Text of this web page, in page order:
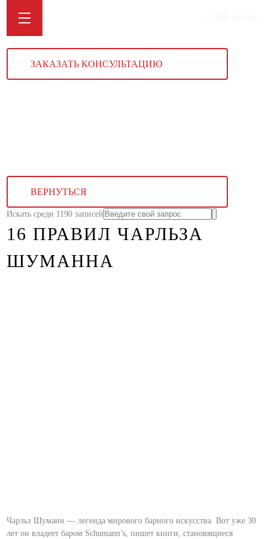
ЗАКАЗАТЬ КОНСУЛЬТАЦИЮ
ВЕРНУТЬСЯ
Искать среди 1190 записей
16 ПРАВИЛ ЧАРЛЬЗА
ШУМАННА
Чарльз Шуманн — легенда мирового барного искусства. Вот уже 30
лет он владеет баром Schumann’s, пишет книги, становящиеся